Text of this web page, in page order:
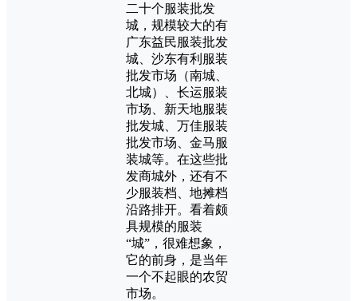
二十个服装批发
城，规模较大的有
广东益民服装批发
城、沙东有利服装
批发市场（南城、
北城）、长运服装
市场、新天地服装
批发城、万佳服装
批发市场、金马服
装城等。在这些批
发商城外，还有不
少服装档、地摊档
沿路排开。看着颇
具规模的服装
“城”，很难想象，
它的前身，是当年
一个不起眼的农贸
市场。